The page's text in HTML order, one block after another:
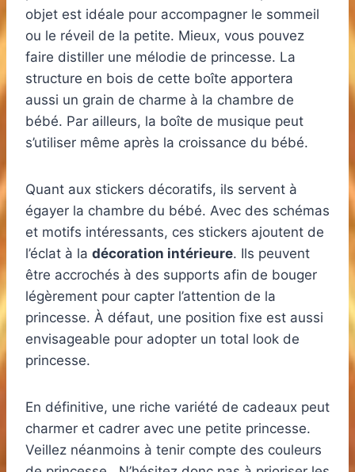
objet est idéale pour accompagner le sommeil
ou le réveil de la petite. Mieux, vous pouvez
faire distiller une mélodie de princesse. La
structure en bois de cette boîte apportera
aussi un grain de charme à la chambre de
bébé. Par ailleurs, la boîte de musique peut
s’utiliser même après la croissance du bébé.
Quant aux stickers décoratifs, ils servent à
égayer la chambre du bébé. Avec des schémas
et motifs intéressants, ces stickers ajoutent de
l’éclat à la décoration intérieure. Ils peuvent
être accrochés à des supports afin de bouger
légèrement pour capter l’attention de la
princesse. À défaut, une position fixe est aussi
envisageable pour adopter un total look de
princesse.
En définitive, une riche variété de cadeaux peut
charmer et cadrer avec une petite princesse.
Veillez néanmoins à tenir compte des couleurs